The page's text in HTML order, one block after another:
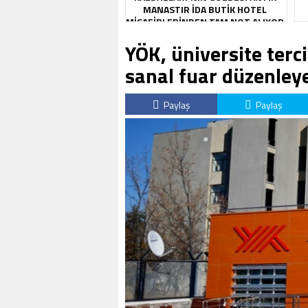
MANASTIR İDA BUTIK HOTEL
MISAFIRLERINDEN TAM NOT ALIYOR
YÖK, üniversite
sanal fuar
Paylaş Paylaş